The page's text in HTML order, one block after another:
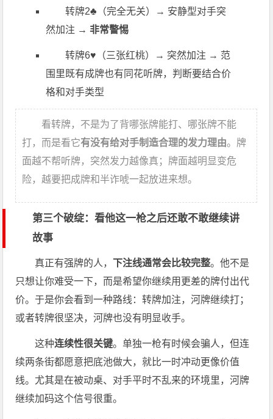
转牌2♣️（完全无关）→ 安静型对手突
然加注 → 非常警惕
转牌6♥️（三张红桃）→ 突然加注 → 范
围里既有成牌也有同花听牌，判断要结合价
格和对手类型
看转牌，不是为了背哪张牌能打、哪张牌不能
打，而是看它有没有给对手制造合理的发力理由。牌
面越不帮听牌，突然发力越像真；牌面越明显变危
险，越要把成牌和半诈唬一起放进来想。
第三个破绽：看他这一枪之后还敢不敢继续讲
故事
真正有强牌的人， 下注线通常会比较完整。他不是
只想让你难受一下，而是希望你继续用更差的牌付出代
价。于是你会看到一种路线：转牌加注，河牌继续打；
或者转牌很坚决，河牌也没有明显收手。
这种连续性很关键。单独一枪有时候会骗人，但连
续两条街都愿意把底池做大，就比一时冲动更像价值
线。尤其是在被动桌、对手平时不乱来的环境里，河牌
继续加码这个信号很重。